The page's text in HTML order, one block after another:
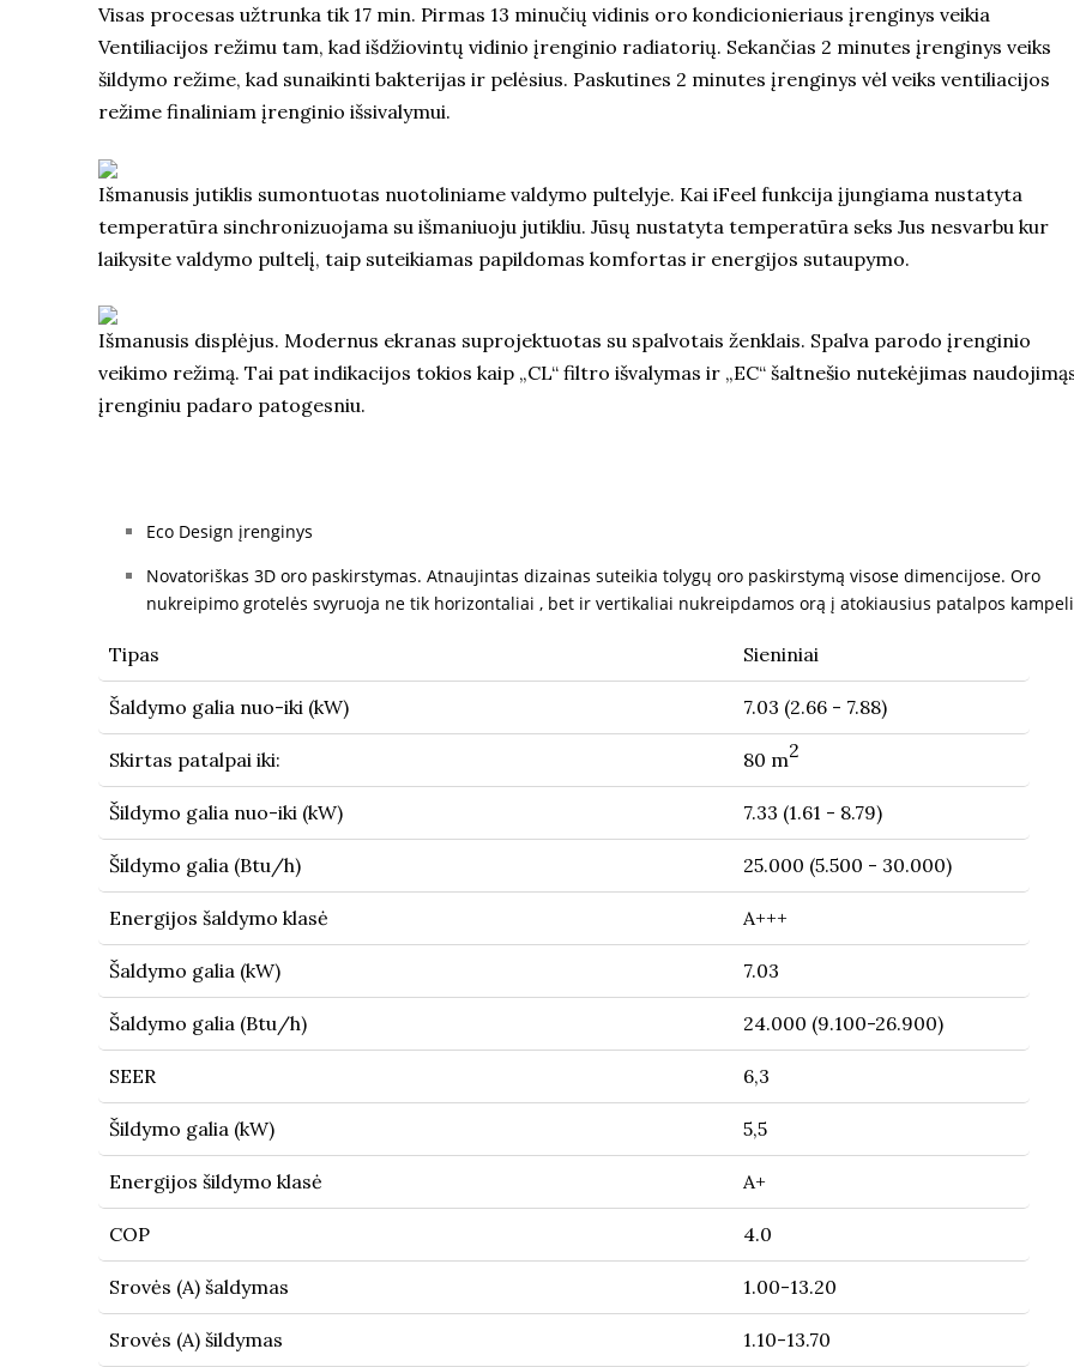
Visas procesas užtrunka tik 17 min. Pirmas 13 minučių vidinis oro kondicionieriaus įrenginys veikia
Ventiliacijos režimu tam, kad išdžiovintų vidinio įrenginio radiatorių. Sekančias 2 minutes įrenginys veiks
šildymo režime, kad sunaikinti bakterijas ir pelėsius. Paskutines 2 minutes įrenginys vėl veiks ventiliacijos
režime finaliniam įrenginio išsivalymui.
Išmanusis jutiklis sumontuotas nuotoliniame valdymo pultelyje. Kai iFeel funkcija įjungiama nustatyta
temperatūra sinchronizuojama su išmaniuoju jutikliu. Jūsų nustatyta temperatūra seks Jus nesvarbu kur
laikysite valdymo pultelį, taip suteikiamas papildomas komfortas ir energijos sutaupymo.
Išmanusis displėjus. Modernus ekranas suprojektuotas su spalvotais ženklais. Spalva parodo įrenginio
veikimo režimą. Tai pat indikacijos tokios kaip „CL“ filtro išvalymas ir „EC“ šaltnešio nutekėjimas
įrenginiu padaro patogesniu.
Eco Design įrenginys
Novatoriškas 3D oro paskirstymas. Atnaujintas dizainas suteikia tolygų oro paskirstymą visose dimencijose. Oro
nukreipimo grotelės svyruoja ne tik horizontaliai , bet ir vertikaliai nukreipdamos orą į atokiausius patalpos
Tipas Sieniniai
Šaldymo galia nuo-iki (kW) 7.03 (2.66 - 7.88)
Skirtas patalpai iki: 80 m2
Šildymo galia nuo-iki (kW) 7.33 (1.61 - 8.79)
Šildymo galia (Btu/h) 25.000 (5.500 - 30.000)
Energijos šaldymo klasė A+++
Šaldymo galia (kW) 7.03
Šaldymo galia (Btu/h) 24.000 (9.100-26.900)
SEER 6,3
Šildymo galia (kW) 5,5
Energijos šildymo klasė A+
COP 4.0
Srovės (A) šaldymas 1.00-13.20
Srovės (A) šildymas 1.10-13.70